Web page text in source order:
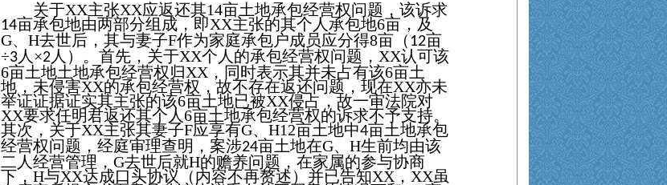
关于XX主张XX应返还其14亩土地承包经营权问题，该诉求
14亩承包地由两部分组成，即XX主张的其个人承包地6亩，及
G、 H去世后，其与妻子F作为家庭承包户成员应分得8亩（ 12亩
÷3 人×2 人）。首先，关于XX个人的承包经营权问题， XX认可该
6亩土地土地承包经营权归XX ，同时表示其并未占有该6亩土
地，未侵害XX的承包经营权，故不存在返还问题，现在XX亦未
举证证据证实其主张的该6亩土地已被XX侵占，故一审法院对
XX要求任明君返还其个人6亩土地承包经营权的诉求不予支持。
其次，关于XX主张其妻子F应享有G、 H12亩土地中4亩土地承包
经营权问题，经庭审理查明，案涉24亩土地在G、 H生前均由该
二人经营管理， G去世后就H的赡养问题，在家属的参与协商
下， H与XX达成口头协议（内容不再赘述）并已告知XX ， XX虽